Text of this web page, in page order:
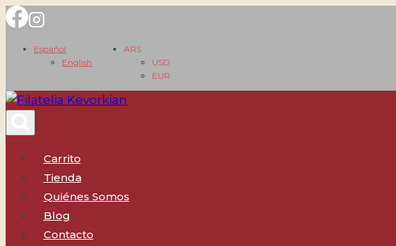
Saltar
contenido
Español
English
ARS
USD
EUR
Carrito
Tienda
Quiénes Somos
Blog
Contacto